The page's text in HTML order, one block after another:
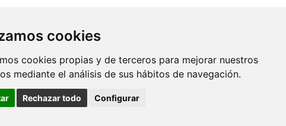
cookies
cookies propias y de terceros para mejorar nuestros
mediante el análisis de sus hábitos de navegación.
Rechazar todo Configurar
Contacto
Av. Monforte de Lemos, 3-5. Pabellón
11. Planta 0 28029 Madrid
info@ciberisciii.es